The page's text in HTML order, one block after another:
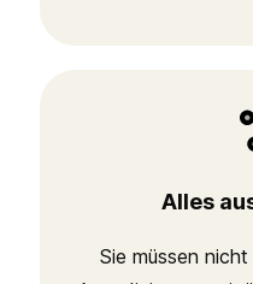
Alles
Sie müssen